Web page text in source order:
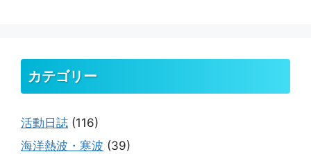
カテゴリー
活動日誌 (116)
海洋熱波・寒波 (39)